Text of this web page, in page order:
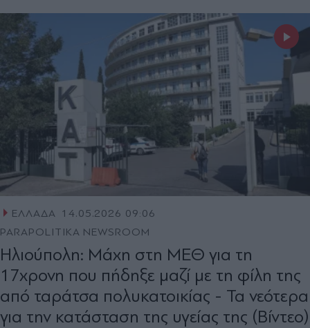
ΕΛΛΑΔΑ 14.05.2026 09:06
PARAPOLITIKA NEWSROOM
Ηλιούπολη: Μάχη στη ΜΕΘ για τη
17χρονη που πήδηξε μαζί με τη φίλη της
από ταράτσα πολυκατοικίας - Τα νεότερα
για την κατάσταση της υγείας της (Βίντεο)